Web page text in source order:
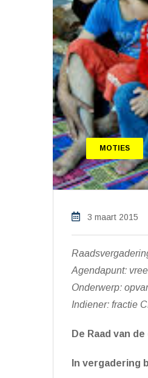
MOTIES
3 maart 2015
Agendapunt:
Onderwerp:
Indiener: fractie
De Raad van
In vergadering